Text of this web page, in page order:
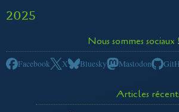
2025
Nous sommes sociaux !
Facebook X Bluesky Mastodon
Articles